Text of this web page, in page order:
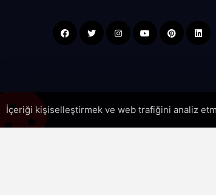
İçeriği kişiselleştirmek ve web trafiğini analiz